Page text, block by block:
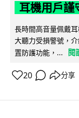
耳機用戶
長時間高音量佩戴
大聽力受損警號，
置防護功能，...
閱
20 分享